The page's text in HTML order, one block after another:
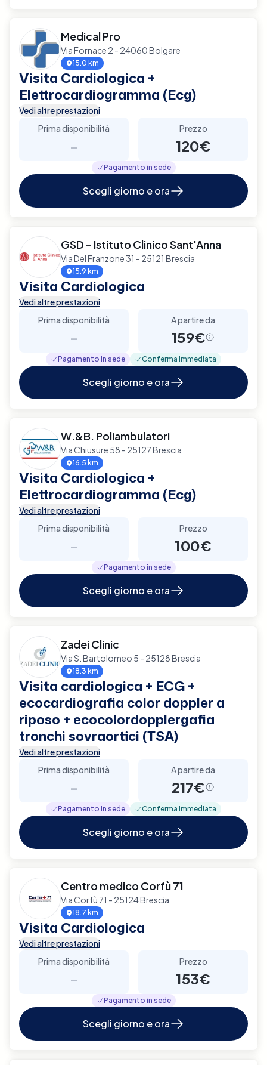
Medical Pro
Via Fornace 2 - 24060 Bolgare
15.0 km
Visita Cardiologica +
Elettrocardiogramma (Ecg)
Vedi altre prestazioni
Prima disponibilità
-
Prezzo
120€
Pagamento in sede
Scegli giorno e ora
GSD - Istituto Clinico Sant'Anna
Via Del Franzone 31 - 25121 Brescia
15.9 km
Visita Cardiologica
Vedi altre prestazioni
Prima disponibilità
-
A partire da
159€
Pagamento in sede Conferma immediata
Scegli giorno e ora
W.&B. Poliambulatori
Via Chiusure 58 - 25127 Brescia
16.5 km
Visita Cardiologica +
Elettrocardiogramma (Ecg)
Vedi altre prestazioni
Prima disponibilità
-
Prezzo
100€
Pagamento in sede
Scegli giorno e ora
Zadei Clinic
Via S. Bartolomeo 5 - 25128 Brescia
18.3 km
Visita cardiologica + ECG +
ecocardiografia color doppler a
riposo + ecocolordopplergafia
tronchi sovraortici (TSA)
Vedi altre prestazioni
Prima disponibilità
-
A partire da
217€
Pagamento in sede Conferma immediata
Scegli giorno e ora
Centro medico Corfù 71
Via Corfù 71 - 25124 Brescia
18.7 km
Visita Cardiologica
Vedi altre prestazioni
Prima disponibilità
-
Prezzo
153€
Pagamento in sede
Scegli giorno e ora